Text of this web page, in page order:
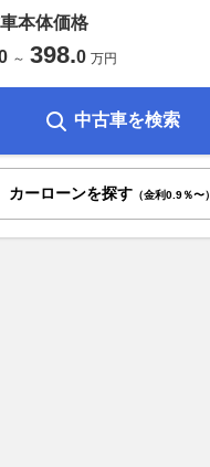
本体価格
～ 398.0 万円
中古車を検索
カーローンを探す（金利0.9％〜）